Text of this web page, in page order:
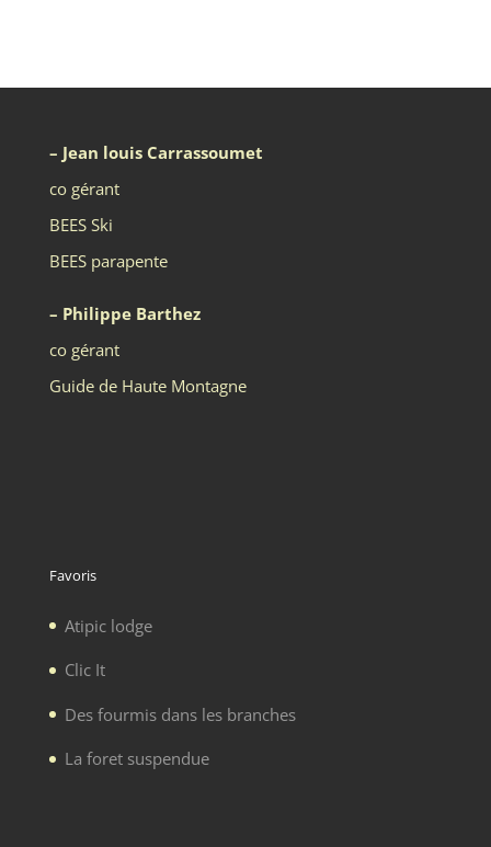
– Jean louis Carrassoumet
co gérant
BEES Ski
BEES parapente
– Philippe Barthez
co gérant
Guide de Haute Montagne
Favoris
Atipic lodge
Clic It
Des fourmis dans les branches
La foret suspendue